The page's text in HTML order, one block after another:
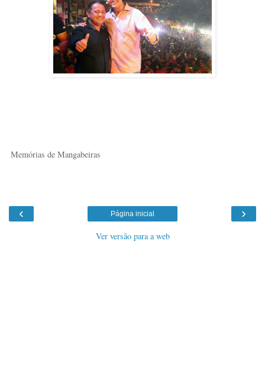
Memórias de Mangabeiras
‹ ›
Página inicial
Ver versão para a web